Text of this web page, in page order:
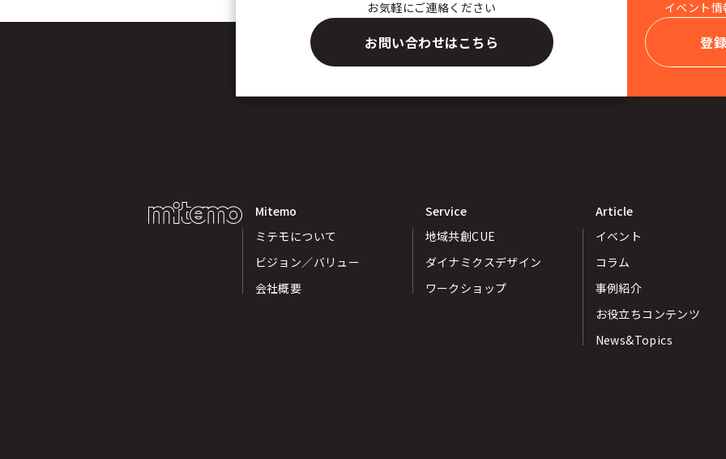
お気軽にご連絡ください
お問い合わせはこちら
イベント
登
Mitemo
ミテモについて
ビジョン／バリュー
会社概要
Service
地域共創CUE
ダイナミクスデザイン
ワークショップ
Article
イベント
コラム
事例紹介
お役立ちコンテンツ
News&Topics